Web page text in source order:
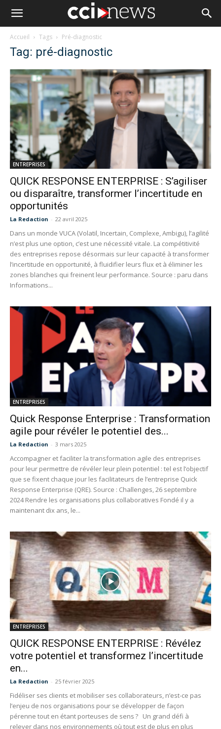
Accueil Tags Pré-diagnostic
Tag: pré-diagnostic
ENTREPRISES
QUICK RESPONSE ENTERPRISE : S’agiliser
ou disparaître, transformer l’incertitude en
opportunités
La Redaction - 22 avril 2025
Dans un monde VUCA (Volatil, Incertain, Complexe, Ambigu), l’agilité
n’est plus une option, c’est une nécessité vitale. La compétitivité
des entreprises repose désormais sur leur capacité à transformer
l’incertitude en opportunité, à fluidifier leurs flux et à éliminer les
zones blanches qui freinent leur performance. Source : paru dans
Informations...
ENTREPRISES
Quick Response Enterprise : Transformation
agile pour révéler le potentiel des...
La Redaction - 3 mars 2025
Accompagner et faciliter la transformation agile des entreprises
pour leur permettre de révéler leur plein potentiel : tel est l’objectif
que se fixent chaque jour les facilitateurs de l’entreprise Quick
Response Enterprise (QRE). Source : Challenges, 26 septembre
2024 Rendre les organisations plus collaboratives Fondé il y a
maintenant dix ans, le...
ENTREPRISES
QUICK RESPONSE ENTERPRISE : Révélez
votre potentiel et transformez l’incertitude
en...
La Redaction - 25 février 2025
Fidéliser ses clients et mobiliser ses collaborateurs, n’est-ce pas
l’enjeu de nos organisations pour se développer de façon
pérenne tout en étant porteuses de sens ? Un grand défi à
relever dans nos environnements où tout est de plus en plus